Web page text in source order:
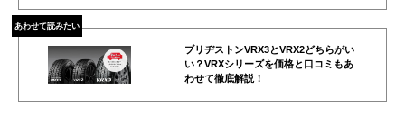
あわせて読みたい
ブリヂストンVRX3とVRX2どちらがい
い？VRXシリーズを価格と口コミもあ
わせて徹底解説！